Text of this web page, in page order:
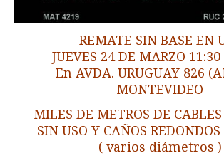
REMATE SIN BASE EN
JUEVES 24 DE MARZO 11:30
En AVDA. URUGUAY 826
MONTEVIDEO
MILES DE METROS DE CABLES
SIN USO Y CAÑOS
( varios diámetros )